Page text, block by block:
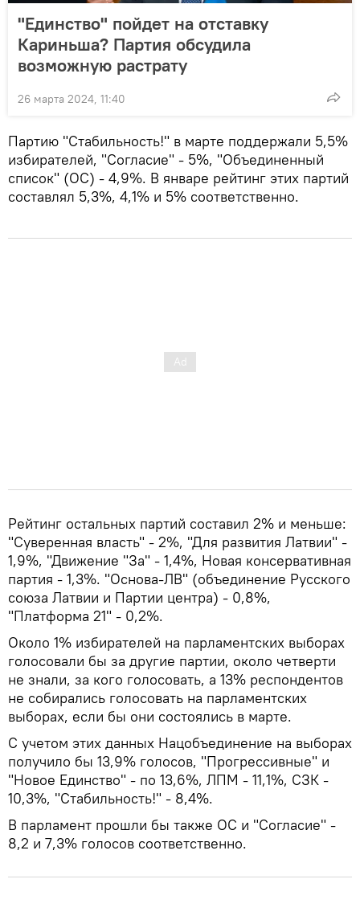
"Единство" пойдет на отставку
Кариньша? Партия обсудила
возможную растрату
26 марта 2024, 11:40
Партию "Стабильность!" в марте поддержали 5,5%
избирателей, "Согласие" - 5%, "Объединенный
список" (ОС) - 4,9%. В январе рейтинг этих партий
составлял 5,3%, 4,1% и 5% соответственно.
Рейтинг остальных партий составил 2% и меньше:
"Суверенная власть" - 2%, "Для развития Латвии" -
1,9%, "Движение "За" - 1,4%, Новая консервативная
партия - 1,3%. "Основа-ЛВ" (объединение Русского
союза Латвии и Партии центра) - 0,8%,
"Платформа 21" - 0,2%.
Около 1% избирателей на парламентских выборах
голосовали бы за другие партии, около четверти
не знали, за кого голосовать, а 13% респондентов
не собирались голосовать на парламентских
выборах, если бы они состоялись в марте.
С учетом этих данных Нацобъединение на выборах
получило бы 13,9% голосов, "Прогрессивные" и
"Новое Единство" - по 13,6%, ЛПМ - 11,1%, СЗК -
10,3%, "Стабильность!" - 8,4%.
В парламент прошли бы также ОС и "Согласие" -
8,2 и 7,3% голосов соответственно.